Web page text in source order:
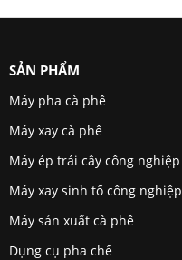
SẢN PHẨM
Máy pha cà phê
Máy xay cà phê
Máy ép trái cây công nghiệp
Máy xay sinh tố công nghiệp
Máy sản xuất cà phê
Dụng cụ pha chế